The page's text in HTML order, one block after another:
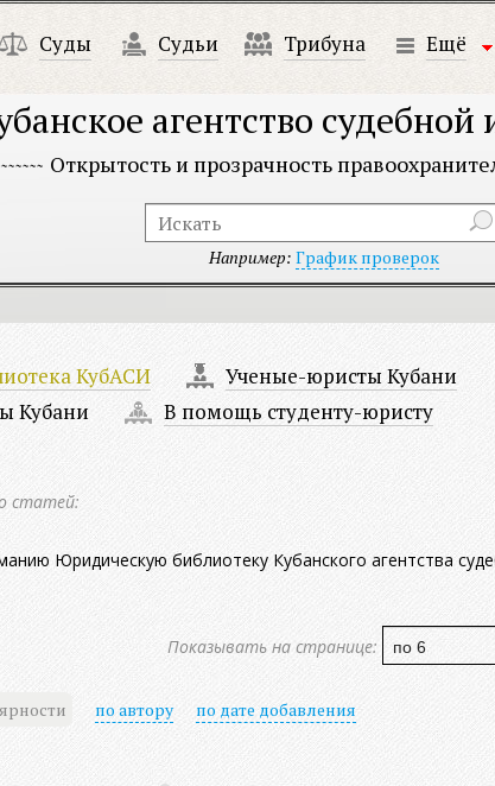
Суды Судьи Трибуна Ещё
агентство
Открытость и прозрачность
Например: График проверок
КубАСИ
Ученые-юристы Кубани
Кубани
В помощь студенту-юристу
статей:
Юридическую библиотеку Кубанского агентства
Показывать на странице:
по автору по дате добавления